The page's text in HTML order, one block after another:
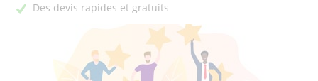
Des devis rapides et gratuits